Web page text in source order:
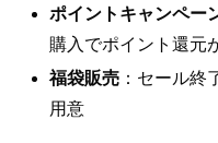
ポイントキャンペー
購入でポイント還元
福袋販売 ：セール終
用意